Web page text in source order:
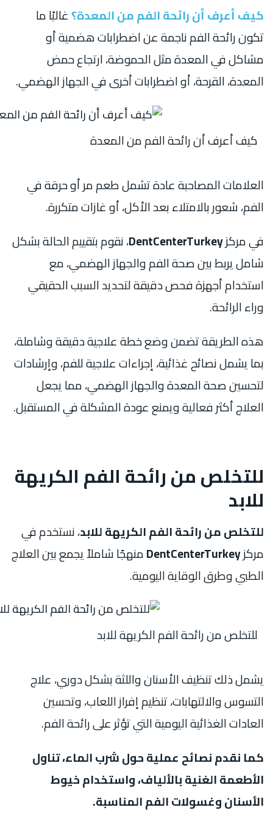
كيف أعرف أن رائحة الفم من المعدة؟غالبًا ما
تكون رائحة الفم ناجمة عن اضطرابات هضمية أو
مشاكل في المعدة مثل الحموضة، ارتجاع حمض
المعدة، القرحة، أو اضطرابات أخرى في الجهاز الهضمي.
كيف أعرف أن رائحة الفم من المعدة
العلامات المصاحبة عادة تشمل طعم مر أو حرقة في
الفم، شعور بالامتلاء بعد الأكل، أو غازات متكررة.
في مركزDentCenterTurkey، نقوم بتقييم الحالة بشكل
شامل يربط بين صحة الفم والجهاز الهضمي، مع
استخدام أجهزة فحص دقيقة لتحديد السبب الحقيقي
وراء الرائحة.
هذه الطريقة تضمن وضع خطة علاجية دقيقة وشاملة،
بما يشمل نصائح غذائية، إجراءات علاجية للفم، وإرشادات
لتحسين صحة المعدة والجهاز الهضمي، مما يجعل
العلاج أكثر فعالية ويمنع عودة المشكلة في المستقبل.
للتخلص من رائحة الفم الكريهة
للابد
للتخلص من رائحة الفم الكريهة للابد، نستخدم في
مركزDentCenterTurkeyمنهجًا شاملاً يجمع بين العلاج
الطبي وطرق الوقاية اليومية.
للتخلص من رائحة الفم الكريهة للابد
يشمل ذلك تنظيف الأسنان واللثة بشكل دوري، علاج
التسوس والالتهابات، تنظيم إفراز اللعاب، وتحسين
العادات الغذائية اليومية التي تؤثر على رائحة الفم.
كما نقدم نصائح عملية حول شرب الماء، تناول
الأطعمة الغنية بالألياف، واستخدام خيوط
الأسنان وغسولات الفم المناسبة.